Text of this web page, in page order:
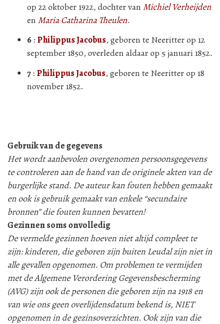
op 22 oktober 1922, dochter van Michiel Verheijden
en Maria Catharina Theulen.
6 : Philippus Jacobus, geboren te Neeritter op 12
september 1850, overleden aldaar op 5 januari 1852.
7 : Philippus Jacobus, geboren te Neeritter op 18
november 1852.
Gebruik van de gegevens
Het wordt aanbevolen overgenomen persoonsgegevens
te controleren aan de hand van de originele akten van de
burgerlijke stand. De auteur kan fouten hebben gemaakt
en ook is gebruik gemaakt van enkele “secundaire
bronnen” die fouten kunnen bevatten!
Gezinnen soms onvolledig
De vermelde gezinnen hoeven niet altijd compleet te
zijn: kinderen, die geboren zijn buiten Leudal zijn niet in
alle gevallen opgenomen. Om problemen te vermijden
met de Algemene Verordering Gegevensbescherming
(AVG) zijn ook de personen die geboren zijn na 1918 en
van wie ons geen overlijdensdatum bekend is, NIET
opgenomen in de gezinsoverzichten. Ook zijn van die